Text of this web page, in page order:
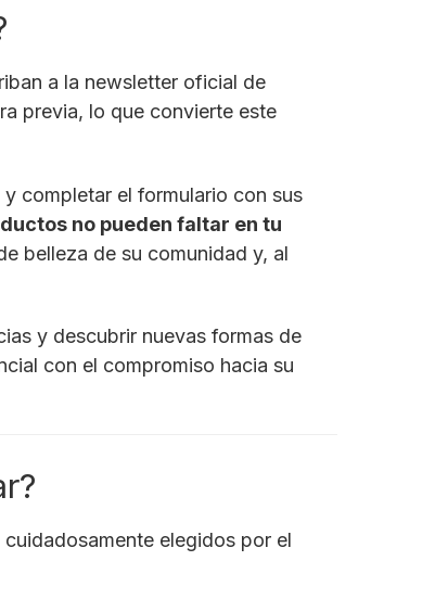
a la newsletter oficial de
previa, lo que convierte este
y completar el formulario con sus
no pueden faltar en tu
belleza de su comunidad y, al
y descubrir nuevas formas de
con el compromiso hacia su
cuidadosamente elegidos por el